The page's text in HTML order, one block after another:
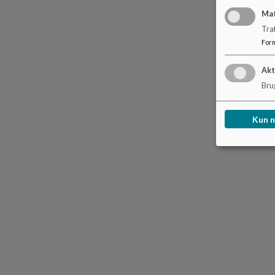
Kun